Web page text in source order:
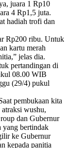
juara 1 Rp10
4 Rp1,5 juta.
hadiah trofi dan
Rp200 ribu. Untuk
kartu merah
jelas dia.
pertandingan di
08.00 WIB
(29/4) pukul
pembukaan kita
atraksi wushu,
dan Gubernur
yang bertindak
ke Gubernur
kepada panitia